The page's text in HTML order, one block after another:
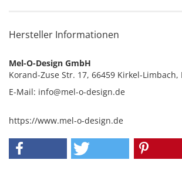
Hersteller Informationen
Mel-O-Design GmbH
Korand-Zuse Str. 17, 66459 Kirkel-
E-Mail: info@mel-o-design.de
https://www.mel-o-design.de